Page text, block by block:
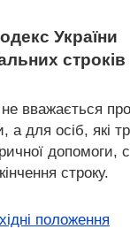
України
строків
вважається
а для осіб,
допомоги,
строку.
положення